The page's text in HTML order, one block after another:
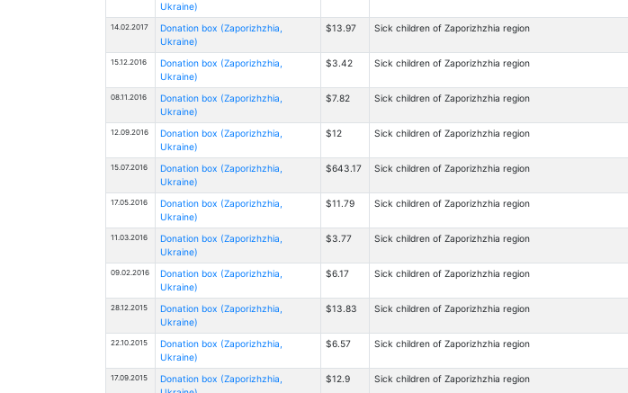
Ukraine)
14.02.2017
Donation box (Zaporizhzhia,
Ukraine)
$13.97 Sick children of Zaporizhzhia region
15.12.2016
Donation box (Zaporizhzhia,
Ukraine)
$3.42 Sick children of Zaporizhzhia region
08.11.2016
Donation box (Zaporizhzhia,
Ukraine)
$7.82 Sick children of Zaporizhzhia region
12.09.2016
Donation box (Zaporizhzhia,
Ukraine)
$12 Sick children of Zaporizhzhia region
15.07.2016
Donation box (Zaporizhzhia,
Ukraine)
$643.17 Sick children of Zaporizhzhia region
17.05.2016
Donation box (Zaporizhzhia,
Ukraine)
$11.79 Sick children of Zaporizhzhia region
11.03.2016
Donation box (Zaporizhzhia,
Ukraine)
$3.77 Sick children of Zaporizhzhia region
09.02.2016
Donation box (Zaporizhzhia,
Ukraine)
$6.17 Sick children of Zaporizhzhia region
28.12.2015
Donation box (Zaporizhzhia,
Ukraine)
$13.83 Sick children of Zaporizhzhia region
22.10.2015
Donation box (Zaporizhzhia,
Ukraine)
$6.57 Sick children of Zaporizhzhia region
17.09.2015
Donation box (Zaporizhzhia,
$12.9 Sick children of Zaporizhzhia region